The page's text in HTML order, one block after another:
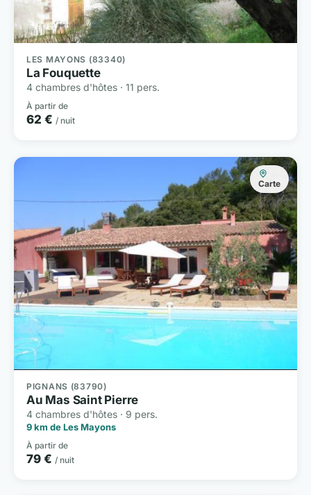
LES MAYONS (83340)
La Fouquette
4 chambres d'hôtes · 11 pers.
À partir de
62 € / nuit
Carte
PIGNANS (83790)
Au Mas Saint Pierre
4 chambres d'hôtes · 9 pers.
9 km de Les Mayons
À partir de
79 € / nuit